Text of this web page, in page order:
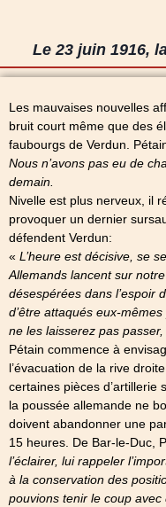
Le 23 juin 1916,
Les mauvaises nouvelles
bruit court même que des
faubourgs de Verdun.
Nous n’avons pas eu de
demain.
Nivelle est plus nerveux, il
provoquer un dernier
défendent Verdun:
« L’heure est décisive, se
Allemands lancent sur
désespérées dans l’espoir
d’être attaqués eux-
ne les laisserez pas
Pétain commence à
l’évacuation de la rive
certaines pièces d’artillerie
la poussée allemande ne
doivent abandonner une
15 heures. De Bar-le-Duc,
l’éclairer, lui rappeler
à la conservation des
pouvions tenir le coup